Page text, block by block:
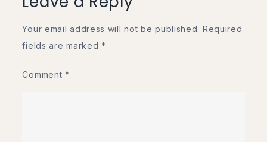
Your email address will not be published. Required
fields are marked*
Comment*